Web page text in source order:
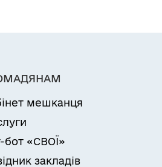
мешканця
бот «СВОЇ»
закладів